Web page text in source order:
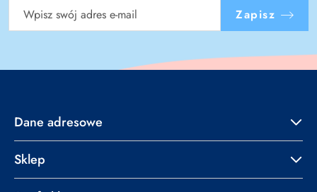
Zapisz
Dane adresowe
Sklep